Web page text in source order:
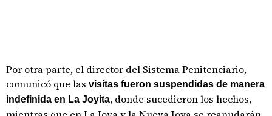
Por otra parte, el director del Sistema Penitenciario,
comunicó que las visitas fueron suspendidas de manera
indefinida en La Joyita, donde sucedieron los hechos,